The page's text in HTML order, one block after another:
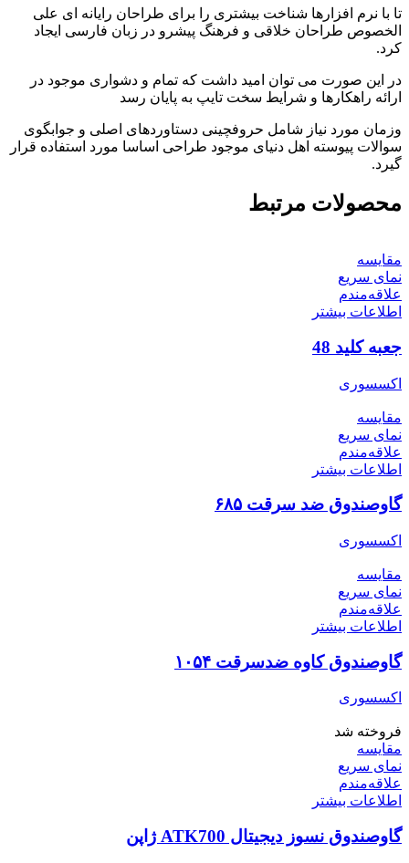
تا با نرم افزارها شناخت بیشتری را برای طراحان رایانه ای علی
الخصوص طراحان خلاقی و فرهنگ پیشرو در زبان فارسی ایجاد
کرد.
در این صورت می توان امید داشت که تمام و دشواری موجود در
ارائه راهکارها و شرایط سخت تایپ به پایان رسد
وزمان مورد نیاز شامل حروفچینی دستاوردهای اصلی و جوابگوی
سوالات پیوسته اهل دنیای موجود طراحی اساسا مورد استفاده قرار
گیرد.
محصولات مرتبط
مقایسه
نمای سریع
علاقه‌مندم
اطلاعات بیشتر
جعبه کلید 48
اکسسوری
مقایسه
نمای سریع
علاقه‌مندم
اطلاعات بیشتر
گاوصندوق ضد سرقت ۶۸۵
اکسسوری
مقایسه
نمای سریع
علاقه‌مندم
اطلاعات بیشتر
گاوصندوق کاوه ضدسرقت ۱۰۵۴
اکسسوری
فروخته شد
مقایسه
نمای سریع
علاقه‌مندم
اطلاعات بیشتر
گاوصندوق نسوز دیجیتال ATK700 ژاپن